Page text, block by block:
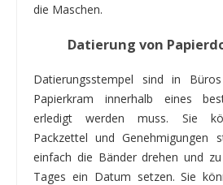
die Maschen.
Datierung von
Datierungsstempel sind in
Papierkram innerhalb eines
erledigt werden muss. Sie
Packzettel und Genehmigungen
einfach die Bänder drehen und
Tages ein Datum setzen. Sie